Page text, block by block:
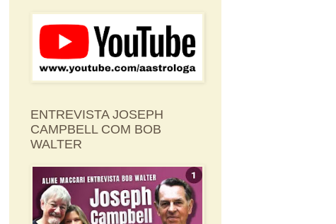
ENTREVISTA JOSEPH
CAMPBELL COM BOB
WALTER